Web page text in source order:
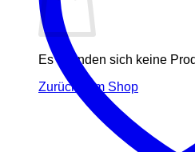
Es befinden sich keine
Zurück zum Shop